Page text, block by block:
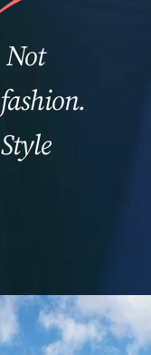
Not
fashion.
Style